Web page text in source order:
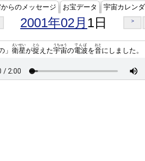
らのメッセージ お宝データ 宇宙カレン
2001年02月 1日 >
」 衛星
えいせい
が捉
とら
えた宇宙
うちゅう
の電波
でんぱ
を音
おと
にしました。